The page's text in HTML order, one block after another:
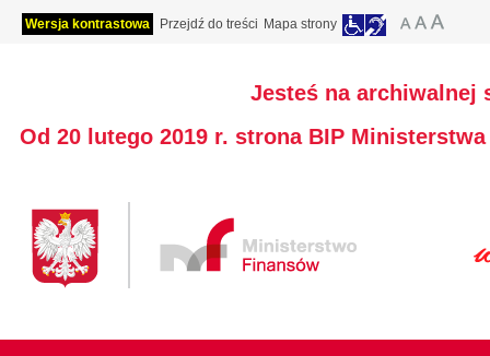
Wersja kontrastowa Przejdź do treści Mapa strony
Jesteś na archiwalnej
Od 20 lutego 2019 r. strona BIP